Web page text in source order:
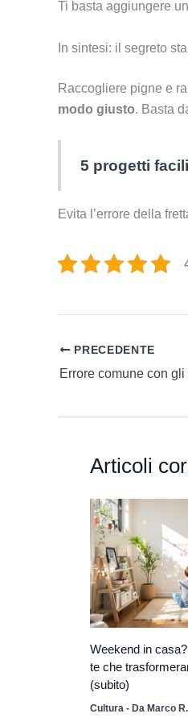
Ti basta aggiungere
In sintesi: il segreto
Raccogliere pigne e
modo giusto. Basta
5 progetti
Evita l’errore della
PRECEDENTE
Articoli
Weekend in
te che
(subito)
Cultura - Da Marco R.